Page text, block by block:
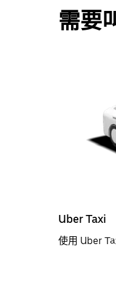
需要
Uber Taxi
使用 Uber